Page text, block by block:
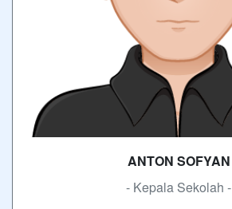
ANTON SOFYAN
- Kepala Sekolah -